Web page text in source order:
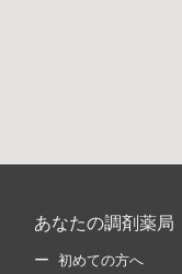
あなたの調剤薬局
初めての方へ